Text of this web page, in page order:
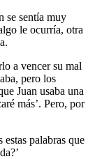
se sentía muy
le ocurría, otra
a vencer su mal
pero los
Juan usaba una
más’. Pero, por
estas palabras que